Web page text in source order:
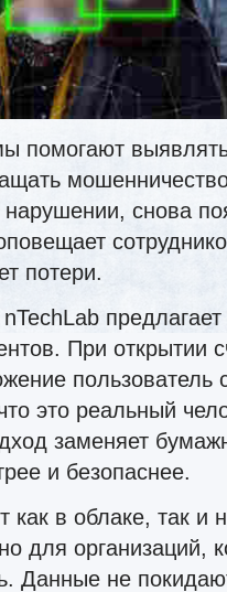
помогают
снова
потери.
При открытии
это реальный
заменяет
и безопаснее.
как в облаке, так и
для организаций,
Данные не